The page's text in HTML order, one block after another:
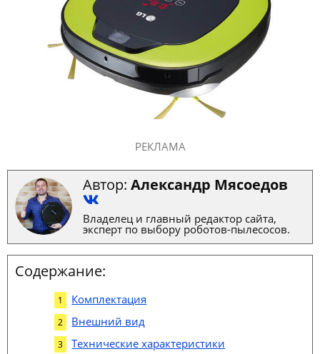
РЕКЛАМА
Автор: Александр Мясоедов
Владелец и главный редактор сайта,
эксперт по выбору роботов-пылесосов.
Содержание:
Комплектация
Внешний вид
Технические характеристики